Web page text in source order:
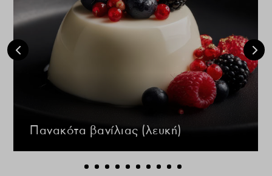
Πανακότα βανίλιας (λευκή)